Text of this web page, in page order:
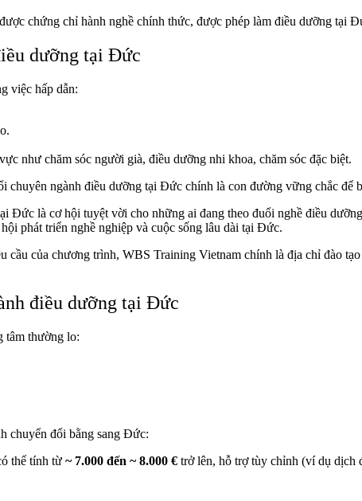
chứng chỉ hành nghề chính thức, được phép làm điều dưỡng tại
dưỡng tại Đức
việc hấp dẫn:
như chăm sóc người già, điều dưỡng nhi khoa, chăm sóc đặc biệt.
ngành điều dưỡng tại Đức chính là con đường vững chắc để
Đức là cơ hội tuyệt vời cho những ai đang theo đuổi nghề điều
phát triển nghề nghiệp và cuộc sống lâu dài tại Đức.
của chương trình, WBS Training Vietnam chính là địa chỉ đào
điều dưỡng tại Đức
tâm thường lo:
chuyển đổi bằng sang Đức:
thể tính từ ~ 7.000 đến ~ 8.000 € trở lên, hỗ trợ tùy chỉnh (ví dụ dịch